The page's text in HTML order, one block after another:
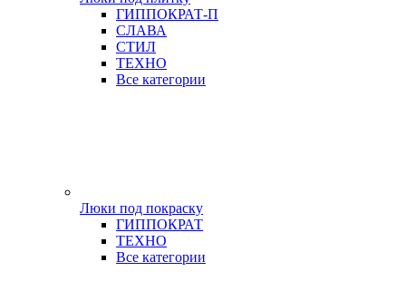
ГИППОКРАТ-П
СЛАВА
СТИЛ
ТЕХНО
Все категории
Люки под покраску
ГИППОКРАТ
ТЕХНО
Все категории